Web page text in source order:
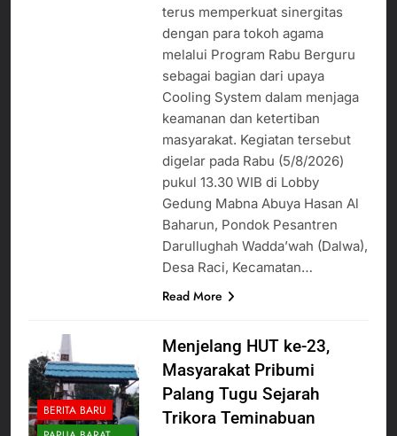
terus memperkuat sinergitas
dengan para tokoh agama
melalui Program Rabu Berguru
sebagai bagian dari upaya
Cooling System dalam menjaga
keamanan dan ketertiban
masyarakat. Kegiatan tersebut
digelar pada Rabu (5/8/2026)
pukul 13.30 WIB di Lobby
Gedung Mabna Abuya Hasan Al
Baharun, Pondok Pesantren
Darullughah Wadda’wah (Dalwa),
Desa Raci, Kecamatan…
Read More
BERITA BARU
Menjelang HUT ke-23,
Masyarakat Pribumi
Palang Tugu Sejarah
Trikora Teminabuan